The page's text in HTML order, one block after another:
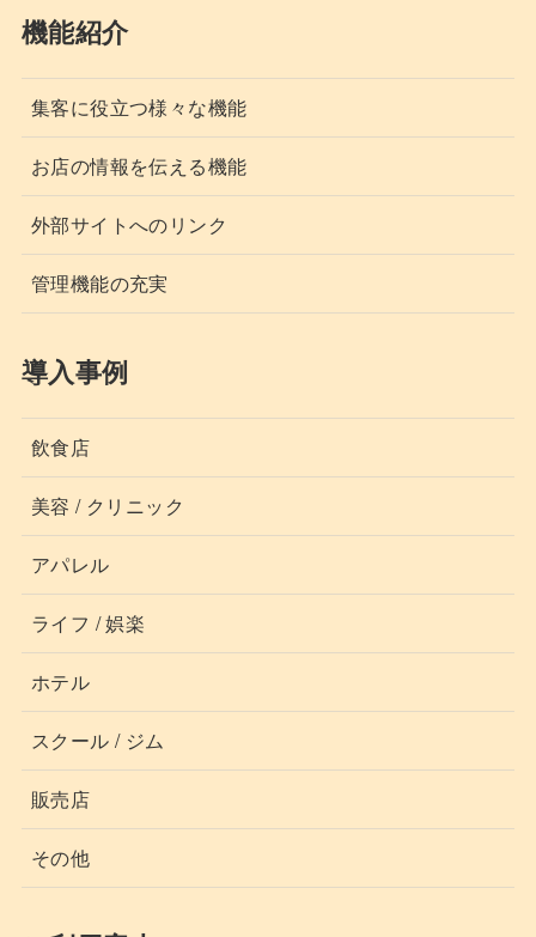
機能紹介
集客に役立つ様々な機能
お店の情報を伝える機能
外部サイトへのリンク
管理機能の充実
導入事例
飲食店
美容 / クリニック
アパレル
ライフ / 娯楽
ホテル
スクール / ジム
販売店
その他